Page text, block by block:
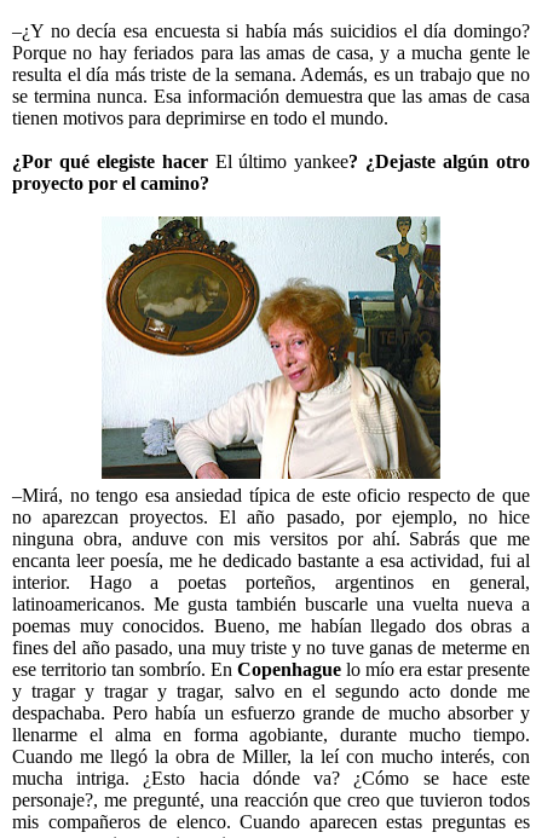
–¿Y no decía esa encuesta si había más suicidios el día domingo?
Porque no hay feriados para las amas de casa, y a mucha gente le
resulta el día más triste de la semana. Además, es un trabajo que no
se termina nunca. Esa información demuestra que las amas de casa
tienen motivos para deprimirse en todo el mundo.
¿Por qué elegiste hacerEl último yankee? ¿Dejaste algún otro
proyecto por el camino?
–Mirá, no tengo esa ansiedad típica de este oficio respecto de que
no aparezcan proyectos. El año pasado, por ejemplo, no hice
ninguna obra, anduve con mis versitos por ahí. Sabrás que me
encanta leer poesía, me he dedicado bastante a esa actividad, fui al
interior. Hago a poetas porteños, argentinos en general,
latinoamericanos. Me gusta también buscarle una vuelta nueva a
poemas muy conocidos. Bueno, me habían llegado dos obras a
fines del año pasado, una muy triste y no tuve ganas de meterme en
ese territorio tan sombrío. En Copenhague lo mío era estar presente
y tragar y tragar y tragar, salvo en el segundo acto donde me
despachaba. Pero había un esfuerzo grande de mucho absorber y
llenarme el alma en forma agobiante, durante mucho tiempo.
Cuando me llegó la obra de Miller, la leí con mucho interés, con
mucha intriga. ¿Esto hacia dónde va? ¿Cómo se hace este
personaje?, me pregunté, una reacción que creo que tuvieron todos
mis compañeros de elenco. Cuando aparecen estas preguntas es